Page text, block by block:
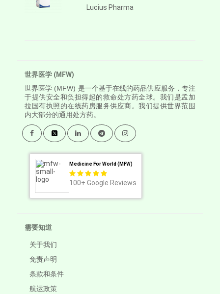
Lucius Pharma
世界医学 (MFW)
世界医学 (MFW) 是一个基于在线的药品供应服务，专注
于提供安全和负担得起的救命处方药全球。我们是孟加
拉国有执照的在线药房服务供应商。我们提供世界范围
内大部分的通用处方药。
Medicine For World (MFW)
100+ Google Reviews
需要知道
关于我们
免责声明
条款和条件
航运政策